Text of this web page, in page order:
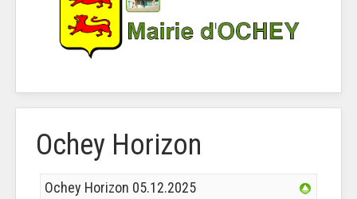
Ochey Horizon
Ochey Horizon 05.12.2025